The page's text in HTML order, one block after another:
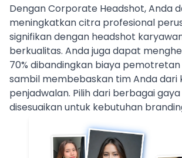
Dengan Corporate Headshot, Anda
meningkatkan citra profesional
signifikan dengan headshot
berkualitas. Anda juga dapat
70% dibandingkan biaya
sambil membebaskan tim Anda dari
penjadwalan. Pilih dari berbagai
disesuaikan untuk kebutuhan